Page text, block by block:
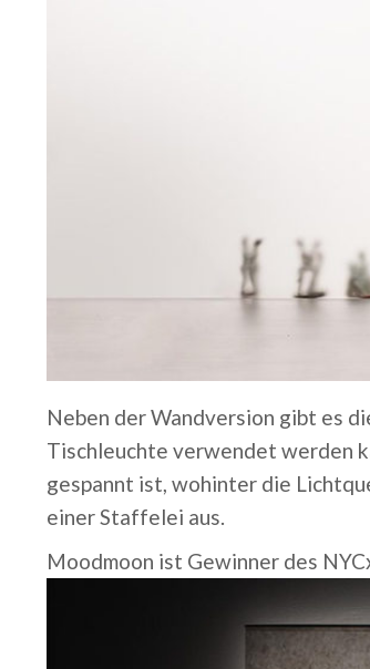
Neben der Wandversion gibt es
Tischleuchte verwendet werden
gespannt ist, wohinter die
einer Staffelei aus.
Moodmoon ist Gewinner des